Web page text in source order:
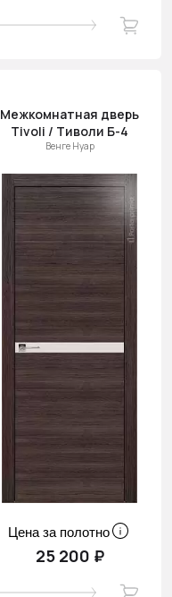
Межкомнатная дверь
Tivoli / Тиволи Б-4
Венге Нуар
Цена за полотно
25 200 ₽